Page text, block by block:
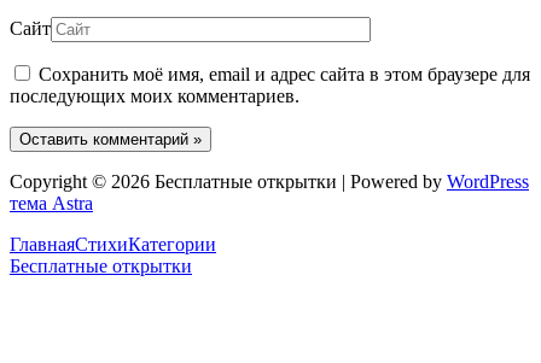
Сайт
Сохранить моё имя, email и адрес сайта в этом браузере для
последующих моих комментариев.
Copyright © 2026 Бесплатные открытки | Powered by WordPress
тема Astra
ГлавнаяСтихиКатегории
Бесплатные открытки